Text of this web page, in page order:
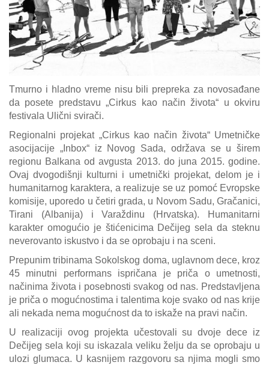
Kontakt
Language
Tmurno i hladno vreme nisu bili prepreka za novosađane
da posete predstavu „Cirkus kao način života“ u okviru
festivala Ulični svirači.
Regionalni projekat „Cirkus kao način života“ Umetničke
asocijacije „Inbox“ iz Novog Sada, održava se u širem
regionu Balkana od avgusta 2013. do juna 2015. godine.
Ovaj dvogodišnji kulturni i umetnički projekat, delom je i
humanitarnog karaktera, a realizuje se uz pomoć Evropske
komisije, uporedo u četiri grada, u Novom Sadu, Gračanici,
Tirani (Albanija) i Varaždinu (Hrvatska). Humanitarni
karakter omogućio je štićenicima Dečijeg sela da steknu
neverovanto iskustvo i da se oprobaju i na sceni.
Prepunim tribinama Sokolskog doma, uglavnom dece, kroz
45 minutni performans ispričana je priča o umetnosti,
načinima života i posebnosti svakog od nas. Predstavljena
je priča o mogućnostima i talentima koje svako od nas krije
ali nekada nema mogućnost da to iskaže na pravi način.
U realizaciji ovog projekta učestovali su dvoje dece iz
Dečijeg sela koji su iskazala veliku želju da se oprobaju u
ulozi glumaca. U kasnijem razgovoru sa njima mogli smo